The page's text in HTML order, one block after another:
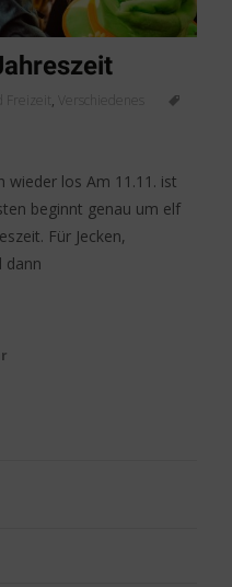
Freizeit, Verschiedenes
wieder los Am 11.11. ist
beginnt genau um elf
Für Jecken,
dann